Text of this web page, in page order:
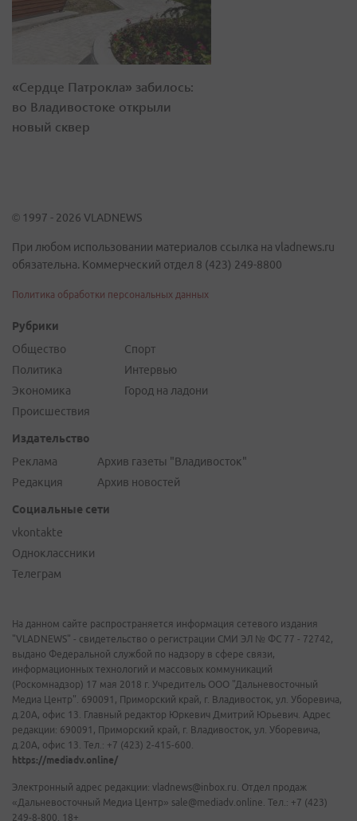
«Сердце Патрокла» забилось:
во Владивостоке открыли
новый сквер
© 1997 - 2026 VLADNEWS
При любом использовании материалов ссылка на vladnews.ru
обязательна. Коммерческий отдел 8 (423) 249-8800
Политика обработки персональных данных
Рубрики
Общество
Политика
Экономика
Происшествия
Спорт
Интервью
Город на ладони
Издательство
Реклама
Редакция
Архив газеты "Владивосток"
Архив новостей
Социальные сети
vkontakte
Одноклассники
Телеграм
На данном сайте распространяется информация сетевого издания
"VLADNEWS" - свидетельство о регистрации СМИ ЭЛ № ФС 77 - 72742,
выдано Федеральной службой по надзору в сфере связи,
информационных технологий и массовых коммуникаций
(Роскомнадзор) 17 мая 2018 г. Учредитель ООО "Дальневосточный
Медиа Центр". 690091, Приморский край, г. Владивосток, ул. Уборевича,
д.20А, офис 13. Главный редактор Юркевич Дмитрий Юрьевич. Адрес
редакции: 690091, Приморский край, г. Владивосток, ул. Уборевича,
д.20А, офис 13. Тел.: +7 (423) 2-415-600.
https://mediadv.online/
Электронный адрес редакции: vladnews@inbox.ru. Отдел продаж
«Дальневосточный Медиа Центр» sale@mediadv.online. Тел.: +7 (423)
249-8-800. 18+